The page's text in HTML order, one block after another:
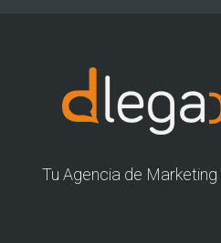
Tu Agencia de